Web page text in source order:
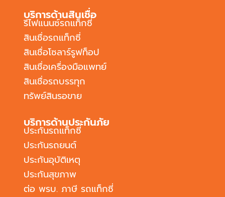
บริการด้านสินเชื่อ
รีไฟแนนซ์รถแท็กซี่
สินเชื่อรถแท็กซี่
สินเชื่อโซลาร์รูฟท็อป
สินเชื่อเครื่องมือแพทย์
สินเชื่อรถบรรทุก
ทรัพย์สินรอขาย
บริการด้านประกันภัย
ประกันรถแท็กซี่
ประกันรถยนต์
ประกันอุบัติเหตุ
ประกันสุขภาพ
ต่อ พรบ. ภาษี รถแท็กซี่